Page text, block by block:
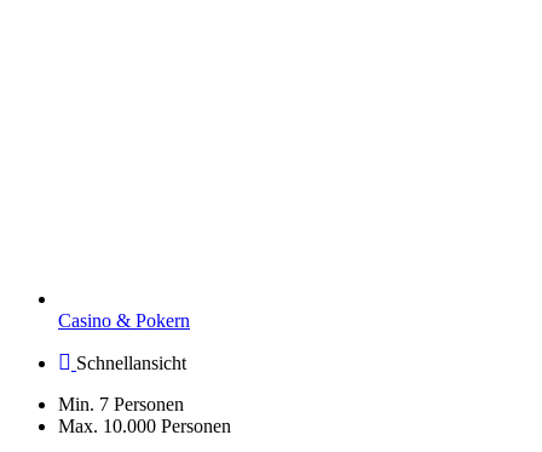
Casino & Pokern
Schnellansicht
Min. 7 Personen
Max. 10.000 Personen